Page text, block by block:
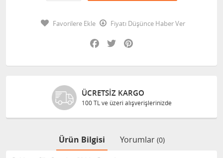
Favorilere Ekle
Fiyatı Düşünce Haber Ver
Facebook
Twitter
ÜCRETSIZ KARGO
100 TL ve üzeri alışverişlerinizde
Ürün Bilgisi Yorumlar (0)